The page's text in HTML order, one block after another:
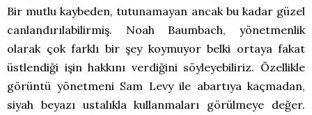
Bir mutlu kaybeden, tutunamayan ancak bu kadar güzel
canlandırılabilirmiş. Noah Baumbach, yönetmenlik
olarak çok farklı bir şey koymuyor belki ortaya fakat
üstlendiği işin hakkını verdiğini söyleyebiliriz. Özellikle
görüntü yönetmeni Sam Levy ile abartıya kaçmadan,
siyah beyazı ustalıkla kullanmaları görülmeye değer.